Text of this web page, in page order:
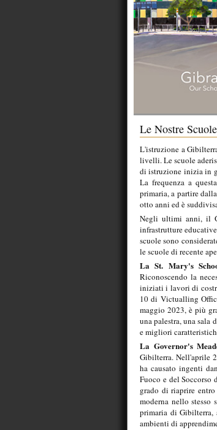
Le Nostre
L'istruzione a
livelli. Le scuole
di istruzione inizia in
La frequenza a
primaria, a partire
otto anni ed è
Negli ultimi anni, il
infrastrutture
scuole sono
le scuole di recente
La St. Mary's
Riconoscendo la
iniziati i lavori di
10 di Victualling
maggio 2023, è più
una palestra, una sala
e migliori
La Governor's
Gibilterra. Nell'aprile
ha causato ingenti
Fuoco e del
grado di riaprire
moderna nello
primaria di
ambienti di